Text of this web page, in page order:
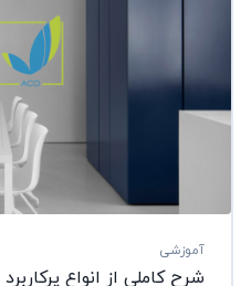
آموزشی
شرح کاملی از انواع